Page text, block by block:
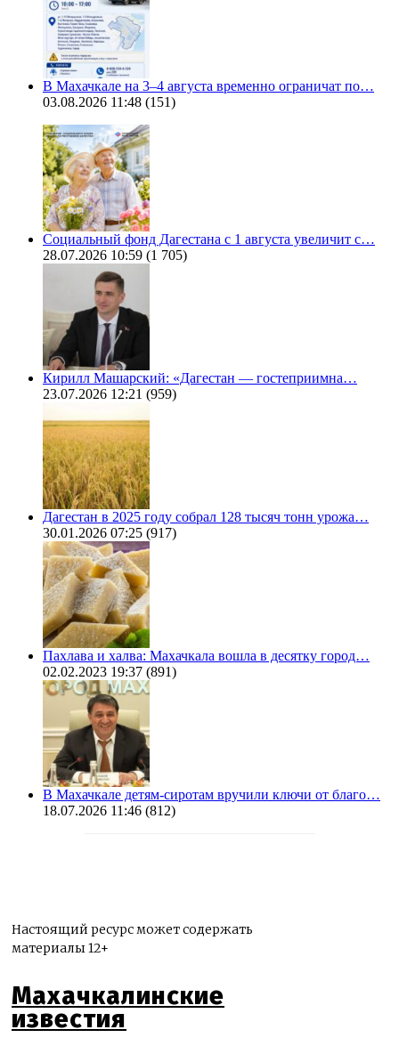
В Махачкале на 3–4 августа временно ограничат по…
03.08.2026 11:48 (151)
Социальный фонд Дагестана с 1 августа увеличит с…
28.07.2026 10:59 (1 705)
Кирилл Машарский: «Дагестан — гостеприимна…
23.07.2026 12:21 (959)
Дагестан в 2025 году собрал 128 тысяч тонн урожа…
30.01.2026 07:25 (917)
Пахлава и халва: Махачкала вошла в десятку город…
02.02.2023 19:37 (891)
В Махачкале детям-сиротам вручили ключи от благо…
18.07.2026 11:46 (812)
Настоящий ресурс может содержать
материалы 12+
Махачкалинские
известия